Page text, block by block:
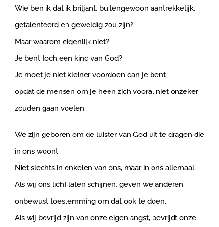
Wie ben ik dat ik briljant, buitengewoon aantrekkelijk,
getalenteerd en geweldig zou zijn?
Maar waarom eigenlijk niet?
Je bent toch een kind van God?
Je moet je niet kleiner voordoen dan je bent
opdat de mensen om je heen zich vooral niet onzeker
zouden gaan voelen.
We zijn geboren om de luister van God uit te dragen die
in ons woont.
Niet slechts in enkelen van ons, maar in ons allemaal.
Als wij ons licht laten schijnen, geven we anderen
onbewust toestemming om dat ook te doen.
Als wij bevrijd zijn van onze eigen angst, bevrijdt onze